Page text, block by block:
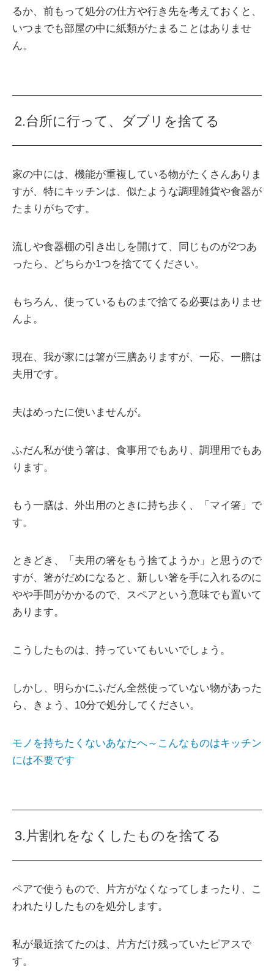
るか、前もって処分の仕方や行き先を考えておくと、
いつまでも部屋の中に紙類がたまることはありませ
ん。
2.台所に行って、ダブリを捨てる
家の中には、機能が重複している物がたくさんありま
すが、特にキッチンは、似たような調理雑貨や食器が
たまりがちです。
流しや食器棚の引き出しを開けて、同じものが2つあ
ったら、どちらか1つを捨ててください。
もちろん、使っているものまで捨てる必要はありませ
んよ。
現在、我が家には箸が三膳ありますが、一応、一膳は
夫用です。
夫はめったに使いませんが。
ふだん私が使う箸は、食事用でもあり、調理用でもあ
ります。
もう一膳は、外出用のときに持ち歩く、「マイ箸」で
す。
ときどき、「夫用の箸をもう捨てようか」と思うので
すが、箸がだめになると、新しい箸を手に入れるのに
やや手間がかかるので、スペアという意味でも置いて
あります。
こうしたものは、持っていてもいいでしょう。
しかし、明らかにふだん全然使っていない物があった
ら、きょう、10分で処分してください。
モノを持ちたくないあなたへ～こんなものはキッチン
には不要です
3.片割れをなくしたものを捨てる
ペアで使うもので、片方がなくなってしまったり、こ
われたりしたものを処分します。
私が最近捨てたのは、片方だけ残っていたピアスで
す。